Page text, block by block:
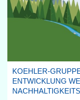
KOEHLER-
ENTWICKLUNG